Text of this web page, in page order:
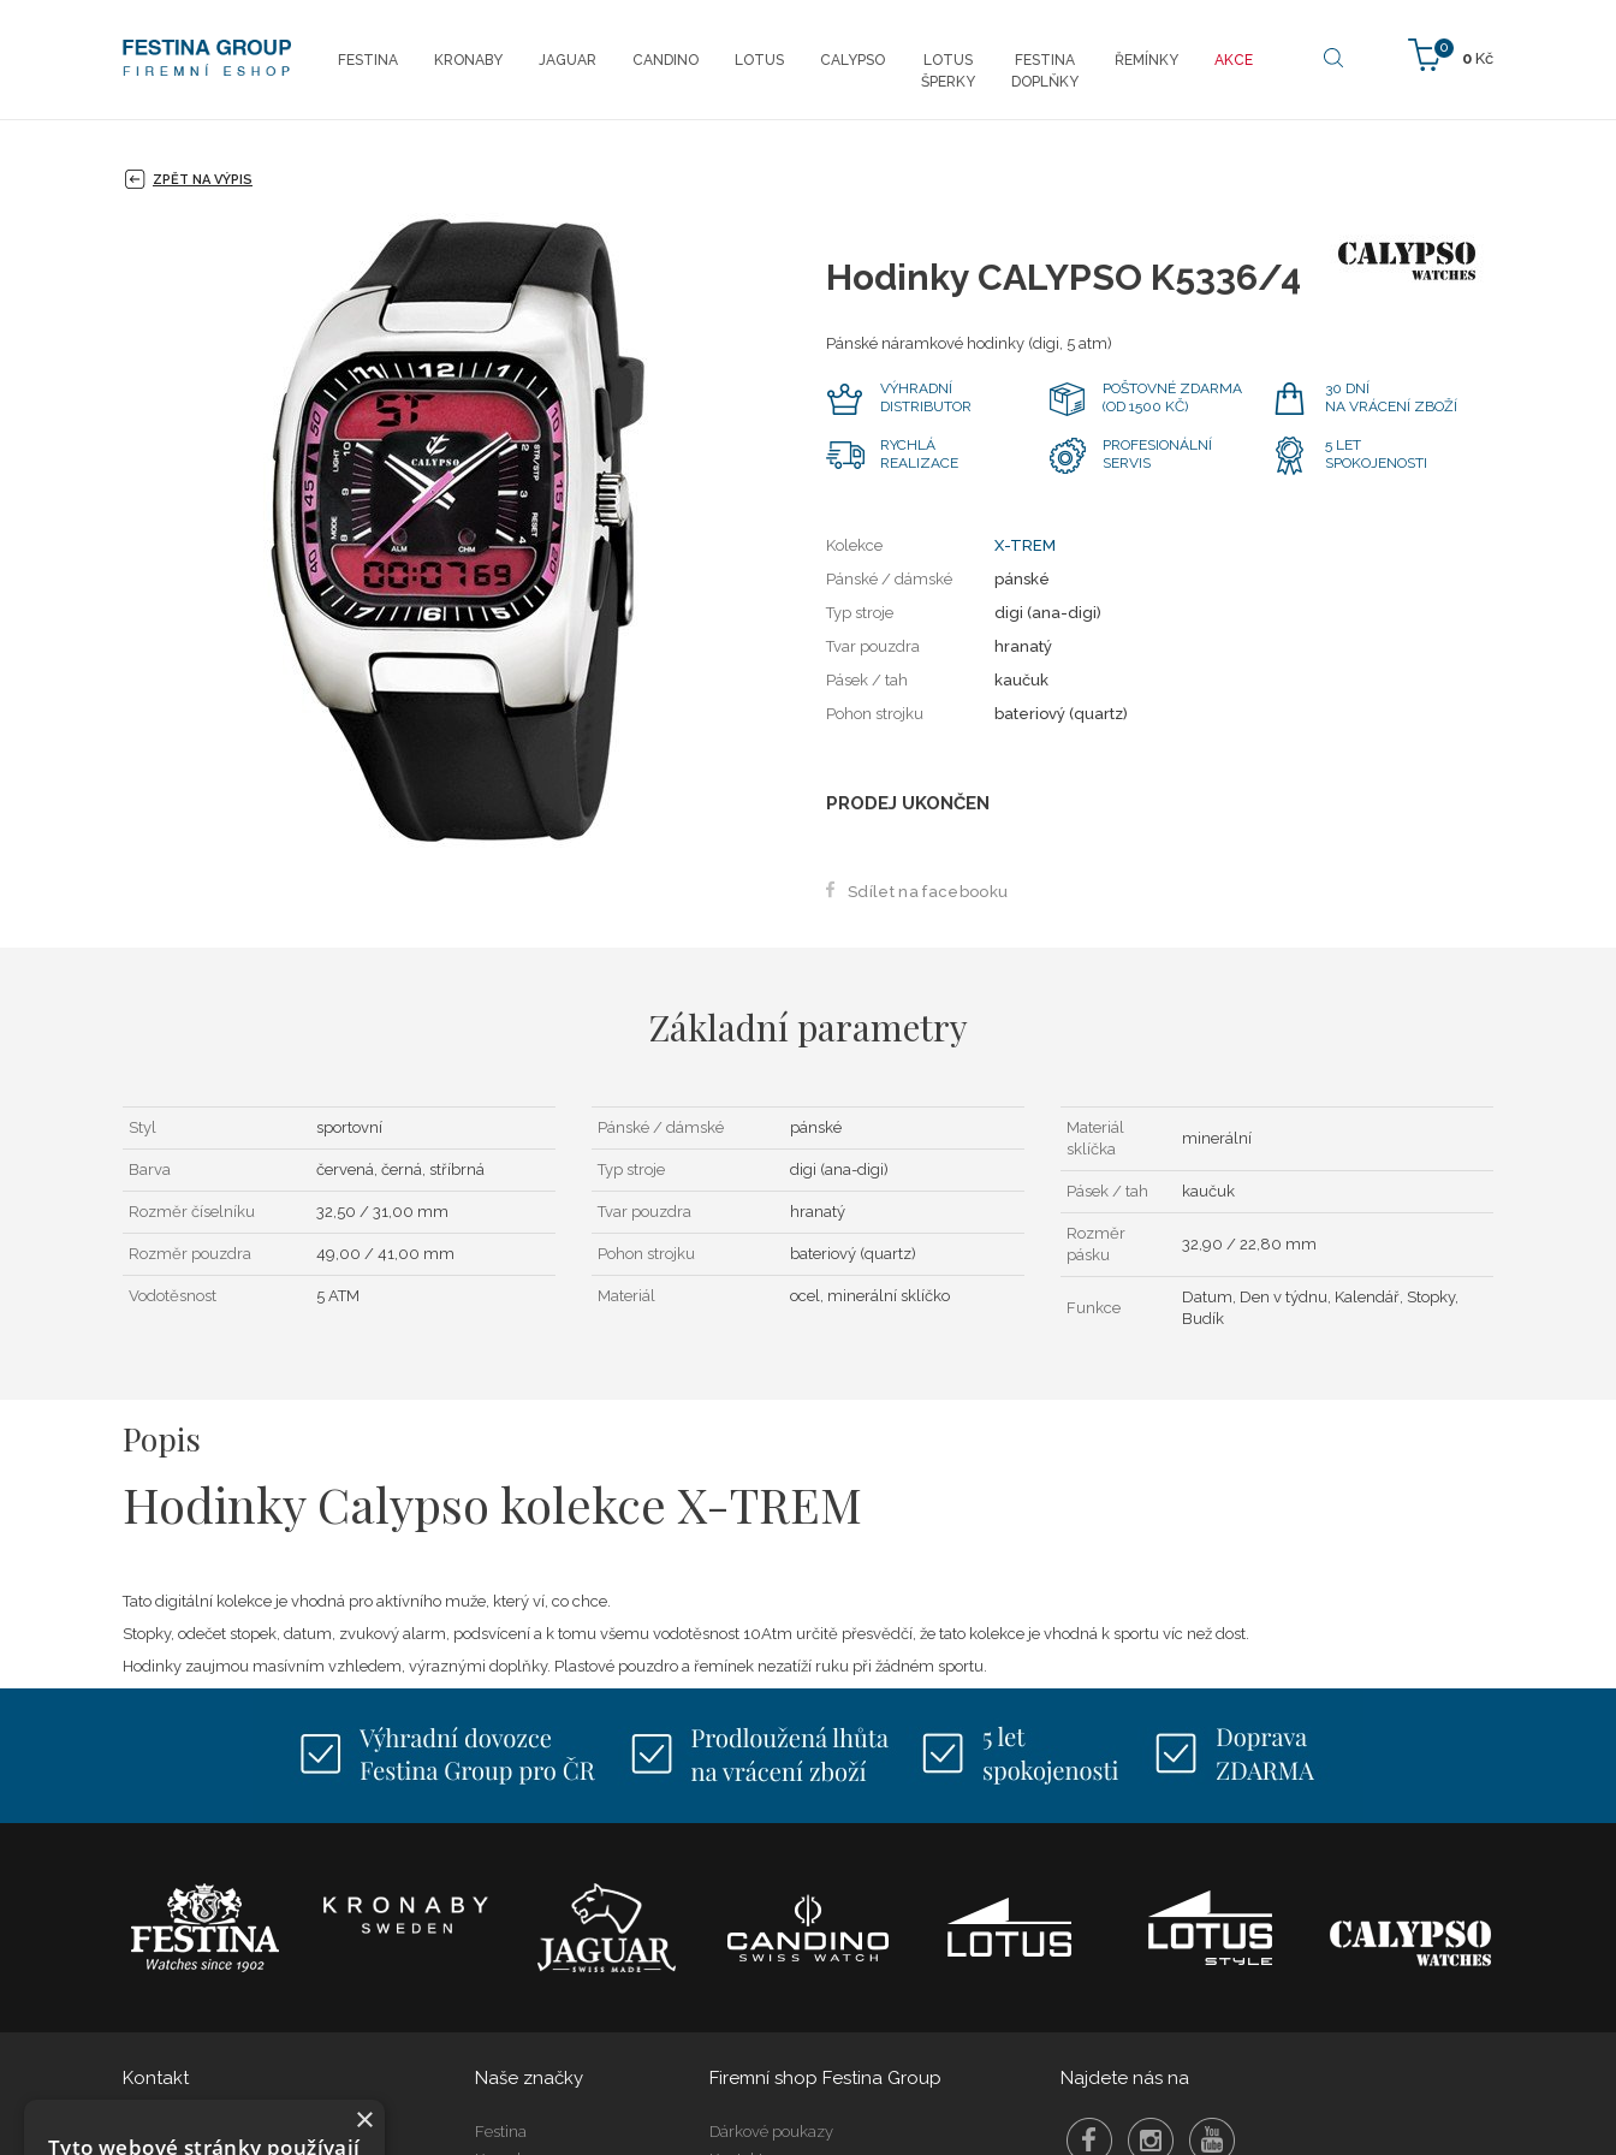
0
0 Kč
FESTINA KRONABY JAGUAR CANDINO LOTUS CALYPSO
LOTUS
ŠPERKY
FESTINA
DOPLŇKY
ŘEMÍNKY AKCE
ZPĚT NA VÝPIS
Hodinky CALYPSO K5336/4
Pánské náramkové hodinky (digi, 5 atm)
VÝHRADNÍ
DISTRIBUTOR
POŠTOVNÉ ZDARMA
(OD 1500 KČ)
30 DNÍ
NA VRÁCENÍ ZBOŽÍ
RYCHLÁ
REALIZACE
PROFESIONÁLNÍ
SERVIS
5 LET
SPOKOJENOSTI
Kolekce
X-TREM
Pánské / dámské
pánské
Typ stroje
digi (ana-digi)
Tvar pouzdra
hranatý
Pásek / tah
kaučuk
Pohon strojku
bateriový (quartz)
PRODEJ UKONČEN
Sdílet na facebooku
Základní parametry
Styl sportovní
Barva červená, černá, stříbrná
Rozměr číselníku 32,50 / 31,00 mm
Rozměr pouzdra 49,00 / 41,00 mm
Vodotěsnost 5 ATM
Pánské / dámské pánské
Typ stroje digi (ana-digi)
Tvar pouzdra hranatý
Pohon strojku bateriový (quartz)
Materiál ocel, minerální sklíčko
Materiál
sklíčka
minerální
Pásek / tah kaučuk
Rozměr
pásku
32,90 / 22,80 mm
Funkce
Datum, Den v týdnu, Kalendář, Stopky,
Budík
Popis
Hodinky Calypso kolekce X-TREM
Tato digitální kolekce je vhodná pro aktívního muže, který ví, co chce.
Stopky, odečet stopek, datum, zvukový alarm, podsvícení a k tomu všemu vodotěsnost 10Atm určitě přesvědčí, že tato kolekce je vhodná k sportu víc než dost.
Hodinky zaujmou masívním vzhledem, výraznými doplňky. Plastové pouzdro a řemínek nezatíží ruku při žádném sportu.
Kontakt Naše značky
Festina
Firemní shop Festina Group
Dárkové poukazy
Najdete nás na
×
Tyto webové stránky používají